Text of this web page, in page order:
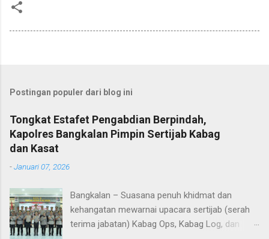
Postingan populer dari blog ini
Tongkat Estafet Pengabdian Berpindah,
Kapolres Bangkalan Pimpin Sertijab Kabag
dan Kasat
-Januari 07, 2026
Bangkalan – Suasana penuh khidmat dan
kehangatan mewarnai upacara sertijab (serah
terima jabatan) Kabag Ops, Kabag Log, dan